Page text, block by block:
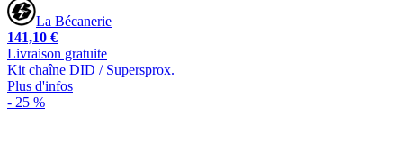
La Bécanerie
141,10 €
Livraison gratuite
Kit chaîne DID / Supersprox.
Plus d'infos
- 25 %